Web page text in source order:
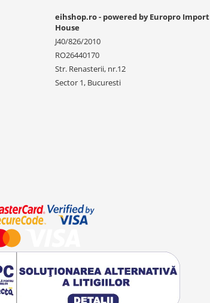
eihshop.ro - powered by Europro Import
House
J40/826/2010
RO26440170
Str. Renasterii, nr.12
Sector 1, Bucuresti